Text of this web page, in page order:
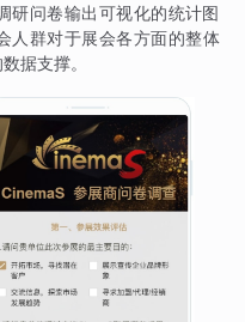
研问卷输出可视化的统计图
人群对于展会各方面的整体
据支撑。